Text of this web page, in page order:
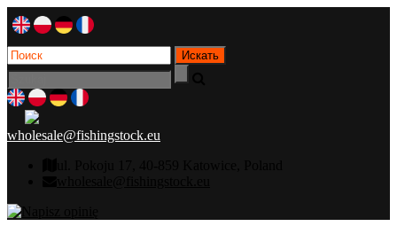
wholesale@fishingstock.eu